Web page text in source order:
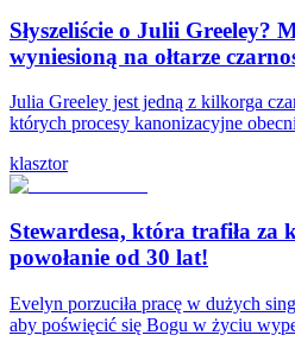
Słyszeliście o Julii Greeley?
wyniesioną na ołtarze
Julia Greeley jest jedną z kilkorga
których procesy kanonizacyjne
klasztor
Stewardesa, która trafiła za
powołanie od 30 lat!
Evelyn porzuciła pracę w dużych
aby poświęcić się Bogu w życiu